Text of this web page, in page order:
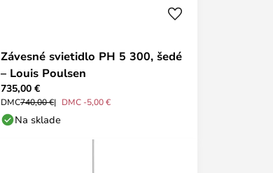
Závesné svietidlo PH 5 300, šedé
– Louis Poulsen
735,00 €
DMC740,00 € DMC -5,00 €
Na sklade